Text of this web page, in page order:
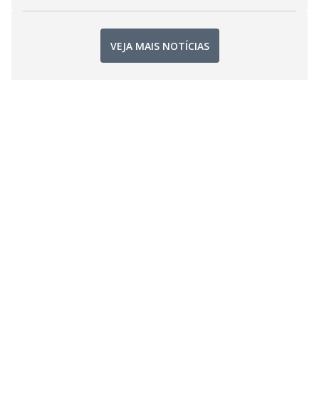
VEJA MAIS NOTÍCIAS